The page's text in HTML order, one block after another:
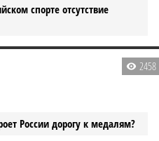
спорте отсутствие
2458
России дорогу к медалям?